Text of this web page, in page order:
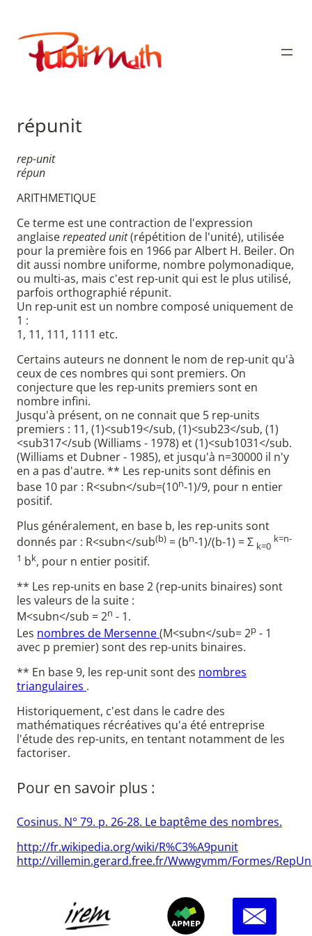
contenu
Publimath
répunit
rep-unit
répun
ARITHMETIQUE
Ce terme est une contraction de l'expression
anglaiserepeated unit(répétition de l'unité), utilisée
pour la première fois en 1966 par Albert H. Beiler. On
dit aussi nombre uniforme, nombre polymonadique,
ou multi-as, mais c'est rep-unit qui est le plus utilisé,
parfois orthographié répunit.
Un rep-unit est un nombre composé uniquement de
1 :
1, 11, 111, 1111 etc.
Certains auteurs ne donnent le nom de rep-unit qu'à
ceux de ces nombres qui sont premiers. On
conjecture que les rep-units premiers sont en
nombre infini.
Jusqu'à présent, on ne connait que 5 rep-units
premiers : 11, (1)<sub19</sub, (1)<sub23</sub, (1)
<sub317</sub (Williams - 1978) et (1)<sub1031</sub.
(Williams et Dubner - 1985), et jusqu'à n=30000 il n'y
en a pas d'autre. ** Les rep-units sont définis en
base 10 par : R<subn</sub=(10n-1)/9, pour n entier
positif.
Plus généralement, en base b, les rep-units sont
donnés par : R<subn</sub(b) = (bn-1)/(b-1) = Σ k=0
k=n-
1 bk, pour n entier positif.
** Les rep-units en base 2 (rep-units binaires) sont
les valeurs de la suite :
M<subn</sub = 2n - 1.
Les nombres de Mersenne(M<subn</sub= 2p - 1
avec p premier) sont des rep-units binaires.
** En base 9, les rep-unit sont des nombres
triangulaires .
Historiquement, c'est dans le cadre des
mathématiques récréatives qu'a été entreprise
l'étude des rep-units, en tentant notamment de les
factoriser.
Pour en savoir plus :
Cosinus. N° 79. p. 26-28. Le baptême des nombres.
http://fr.wikipedia.org/wiki/R%C3%A9punit
http://villemin.gerard.free.fr/Wwwgvmm/Formes/